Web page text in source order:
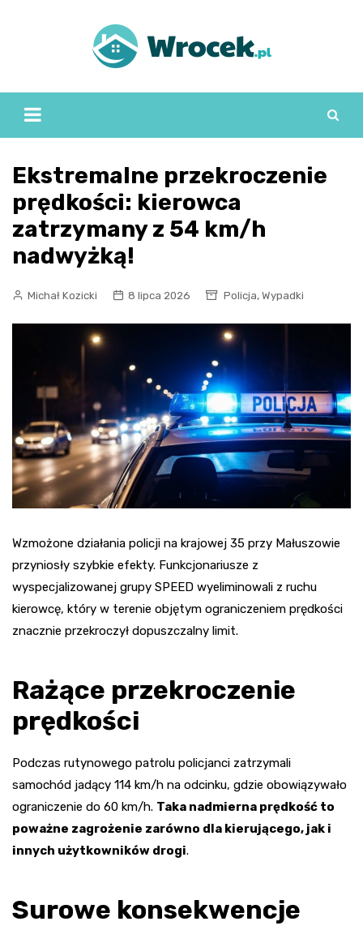
Ekstremalne przekroczenie
prędkości: kierowca
zatrzymany z 54 km/h
nadwyżką!
Michał Kozicki 8 lipca 2026 Policja, Wypadki
Wzmożone działania policji na krajowej 35 przy Małuszowie
przyniosły szybkie efekty. Funkcjonariusze z
wyspecjalizowanej grupy SPEED wyeliminowali z ruchu
kierowcę, który w terenie objętym ograniczeniem prędkości
znacznie przekroczył dopuszczalny limit.
Rażące przekroczenie
prędkości
Podczas rutynowego patrolu policjanci zatrzymali
samochód jadący 114 km/h na odcinku, gdzie obowiązywało
ograniczenie do 60 km/h. Taka nadmierna prędkość to
poważne zagrożenie zarówno dla kierującego, jak i
innych użytkowników drogi.
Surowe konsekwencje